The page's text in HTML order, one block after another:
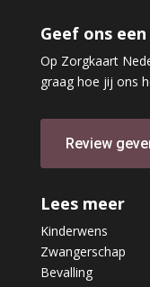
Geef ons
Op Zorgkaart
graag hoe jij ons
Review
Lees meer
Kinderwens
Zwangerschap
Bevalling